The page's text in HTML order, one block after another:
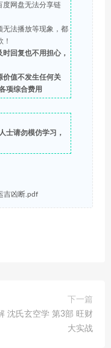
度网盘无法分享链
无法播放等现象，都
回复也不用担心，
价值不发生任何关
项综合费用
士请勿模仿学习，
吉凶断.pdf
下一篇
沈氏玄空学 第3部 旺财
大实战